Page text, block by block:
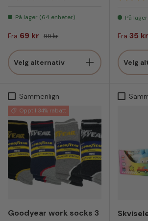
På lager (64 enheter)
Salgspris
Fra 69 kr Vanlig pris
99 kr
Velg alternativ
På
Salgspris
Fra 35 kr
Velg
Sammenlign
Opptil 34% rabatt
Goodyear work socks 3